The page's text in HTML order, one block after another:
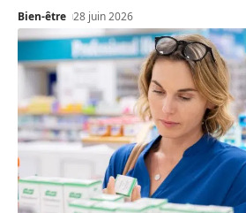
Bien-être 28 juin 2026